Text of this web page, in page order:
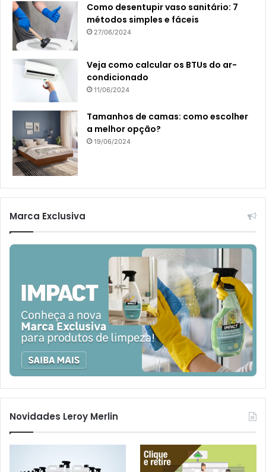
Como desentupir vaso sanitário: 7
métodos simples e fáceis
27/06/2024
Veja como calcular os BTUs do ar-
condicionado
11/06/2024
Tamanhos de camas: como escolher
a melhor opção?
19/06/2024
Marca Exclusiva
Novidades Leroy Merlin